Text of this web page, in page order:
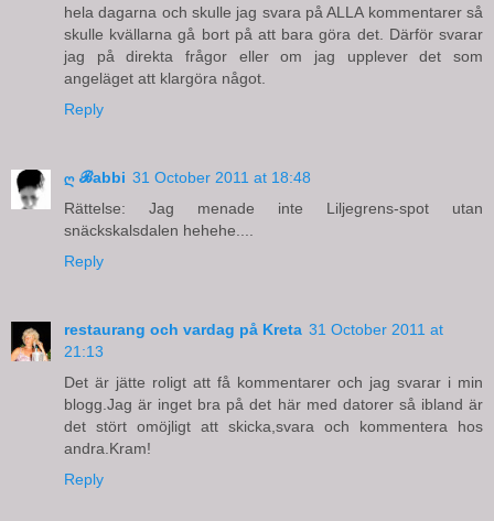
hela dagarna och skulle jag svara på ALLA kommentarer så
skulle kvällarna gå bort på att bara göra det. Därför svarar
jag på direkta frågor eller om jag upplever det som
angeläget att klargöra något.
Reply
ღ ℬabbi 31 October 2011 at 18:48
Rättelse: Jag menade inte Liljegrens-spot utan
snäckskalsdalen hehehe....
Reply
restaurang och vardag på Kreta 31 October 2011 at
21:13
Det är jätte roligt att få kommentarer och jag svarar i min
blogg.Jag är inget bra på det här med datorer så ibland är
det stört omöjligt att skicka,svara och kommentera hos
andra.Kram!
Reply